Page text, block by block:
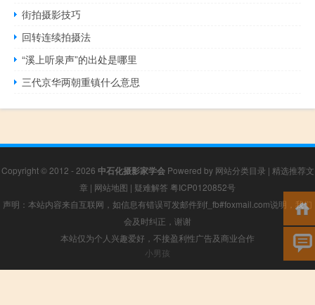
街拍摄影技巧
回转连续拍摄法
“溪上听泉声”的出处是哪里
三代京华两朝重镇什么意思
Copyright © 2012 - 2026 中石化摄影家学会Powered by 网站分类目录 | 精选推荐文
章 | 网站地图 | 疑难解答 粤ICP0120852号
声明：本站内容来自互联网，如信息有错误可发邮件到f_fb#foxmail.com说明，我们
会及时纠正，谢谢
本站仅为个人兴趣爱好，不接盈利性广告及商业合作
小男孩